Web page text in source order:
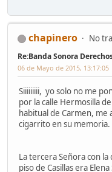
chapinero No
Re:Banda Sonora
06 de Mayo de 2015, 13:17:05
Siiiiiiiii, yo solo no me
por la calle Hermosilla
habitual de Carmen,
cigarrito en su
La tercera Señora con
piso de Casillas era